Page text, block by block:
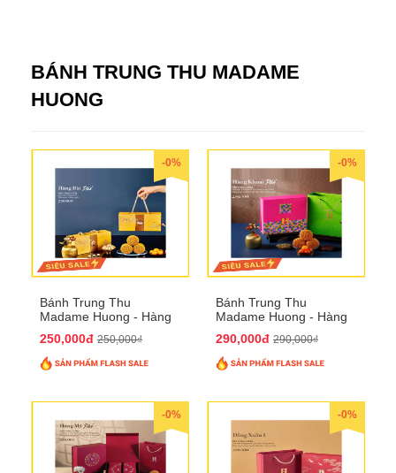
BÁNH TRUNG THU MADAME
HUONG
-0%
Bánh Trung Thu
Madame Huong - Hàng
250,000đ 250,000₫
-0%
Bánh Trung Thu
Madame Huong - Hàng
290,000đ 290,000₫
-0% -0%